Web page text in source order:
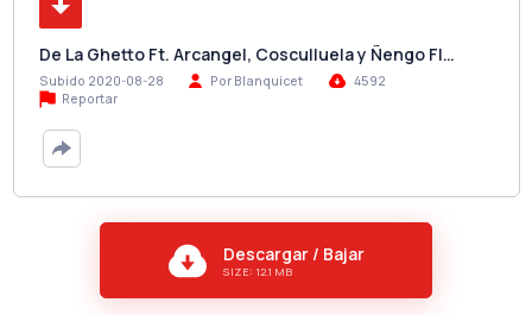
De La Ghetto Ft. Arcangel, Cosculluela y Ñengo Fl…
Subido 2020-08-28 Por Blanquicet
4592
Reportar
Descargar / Bajar
SIZE: 12.1 MB